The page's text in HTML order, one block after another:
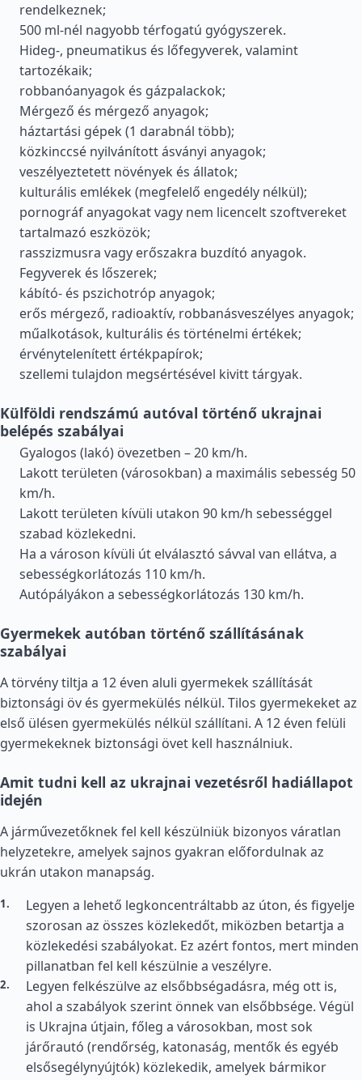
rendelkeznek;
500 ml-nél nagyobb térfogatú gyógyszerek.
Hideg-, pneumatikus és lőfegyverek, valamint
tartozékaik;
robbanóanyagok és gázpalackok;
Mérgező és mérgező anyagok;
háztartási gépek (1 darabnál több);
közkinccsé nyilvánított ásványi anyagok;
veszélyeztetett növények és állatok;
kulturális emlékek (megfelelő engedély nélkül);
pornográf anyagokat vagy nem licencelt szoftvereket
tartalmazó eszközök;
rasszizmusra vagy erőszakra buzdító anyagok.
Fegyverek és lőszerek;
kábító- és pszichotróp anyagok;
erős mérgező, radioaktív, robbanásveszélyes anyagok;
műalkotások, kulturális és történelmi értékek;
érvénytelenített értékpapírok;
szellemi tulajdon megsértésével kivitt tárgyak.
Külföldi rendszámú autóval történő ukrajnai
belépés szabályai
Gyalogos (lakó) övezetben – 20 km/h.
Lakott területen (városokban) a maximális sebesség 50
km/h.
Lakott területen kívüli utakon 90 km/h sebességgel
szabad közlekedni.
Ha a városon kívüli út elválasztó sávval van ellátva, a
sebességkorlátozás 110 km/h.
Autópályákon a sebességkorlátozás 130 km/h.
Gyermekek autóban történő szállításának
szabályai
A törvény tiltja a 12 éven aluli gyermekek szállítását
biztonsági öv és gyermekülés nélkül. Tilos gyermekeket az
első ülésen gyermekülés nélkül szállítani. A 12 éven felüli
gyermekeknek biztonsági övet kell használniuk.
Amit tudni kell az ukrajnai vezetésről hadiállapot
idején
A járművezetőknek fel kell készülniük bizonyos váratlan
helyzetekre, amelyek sajnos gyakran előfordulnak az
ukrán utakon manapság.
Legyen a lehető legkoncentráltabb az úton, és figyelje
szorosan az összes közlekedőt, miközben betartja a
közlekedési szabályokat. Ez azért fontos, mert minden
pillanatban fel kell készülnie a veszélyre.
Legyen felkészülve az elsőbbségadásra, még ott is,
ahol a szabályok szerint önnek van elsőbbsége. Végül
is Ukrajna útjain, főleg a városokban, most sok
járőrautó (rendőrség, katonaság, mentők és egyéb
elsősegélynyújtók) közlekedik, amelyek bármikor